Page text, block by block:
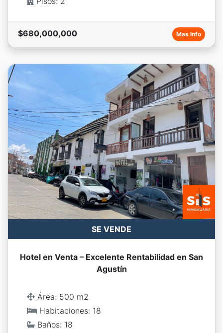
$680,000,000 Mas Info
SE VENDE
Hotel en Venta – Excelente Rentabilidad en San
Agustín
Área: 500 m2
Habitaciones: 18
Baños: 18